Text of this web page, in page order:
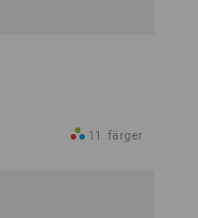
11 färger